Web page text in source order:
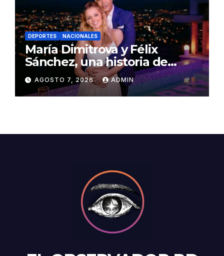
DEPORTES NACIONALES
María Dimitrova y Félix
Sánchez, una historia de
amor escrita con medallas de
oro
AGOSTO 7, 2026 ADMIN